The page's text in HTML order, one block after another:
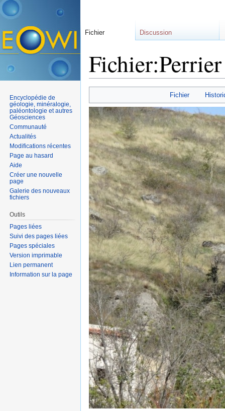
Fichier
Fichier Discussion
Encyclopédie de
géologie, minéralogie,
paléontologie et autres
Géosciences
Communauté
Actualités
Modifications récentes
Page au hasard
Aide
Créer une nouvelle
page
Galerie des nouveaux
fichiers
Outils
Pages liées
Suivi des pages liées
Pages spéciales
Version imprimable
Lien permanent
Information sur la page